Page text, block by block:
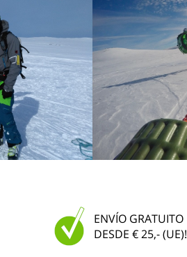
ENVÍO GRATUITO
DESDE € 25,- (UE)!